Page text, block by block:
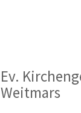
Ev.
Weitmars